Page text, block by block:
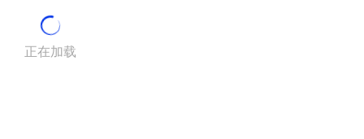
正在加载